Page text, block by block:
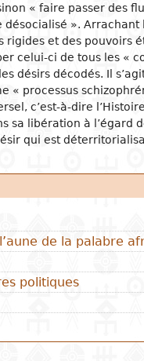
« faire passer des
désocialisé ». Arrachant
rigides et des pouvoirs
celui-ci de tous les «
désirs décodés. Il
« processus
c’est-à-dire
sa libération à l’égard
qui est
de la palabre
politiques